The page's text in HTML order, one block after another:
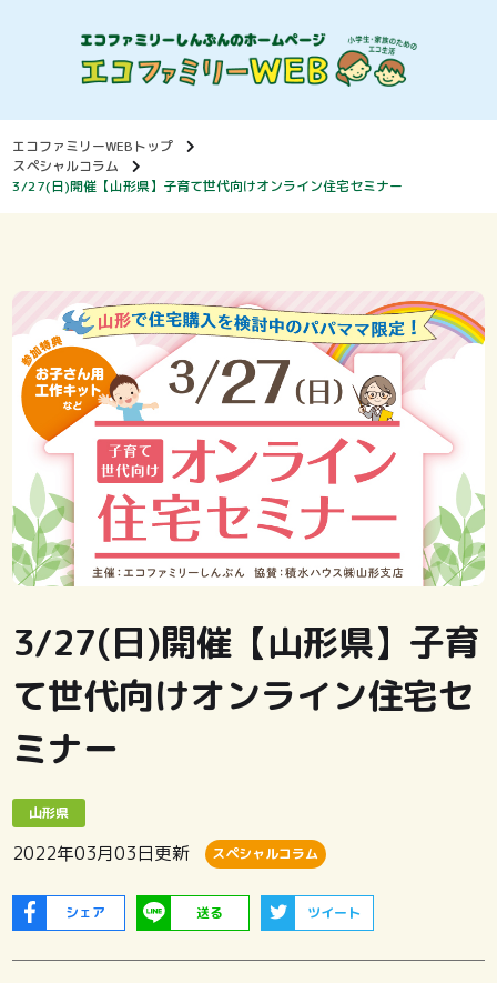
エコファミリーWEBトップ
スペシャルコラム
3/27(日)開催【山形県】子育て世代向けオンライン住宅セミナー
3/27(日)開催【山形県】子育
て世代向けオンライン住宅セ
ミナー
山形県
2022年03月03日更新 スペシャルコラム
シェア 送る ツイート